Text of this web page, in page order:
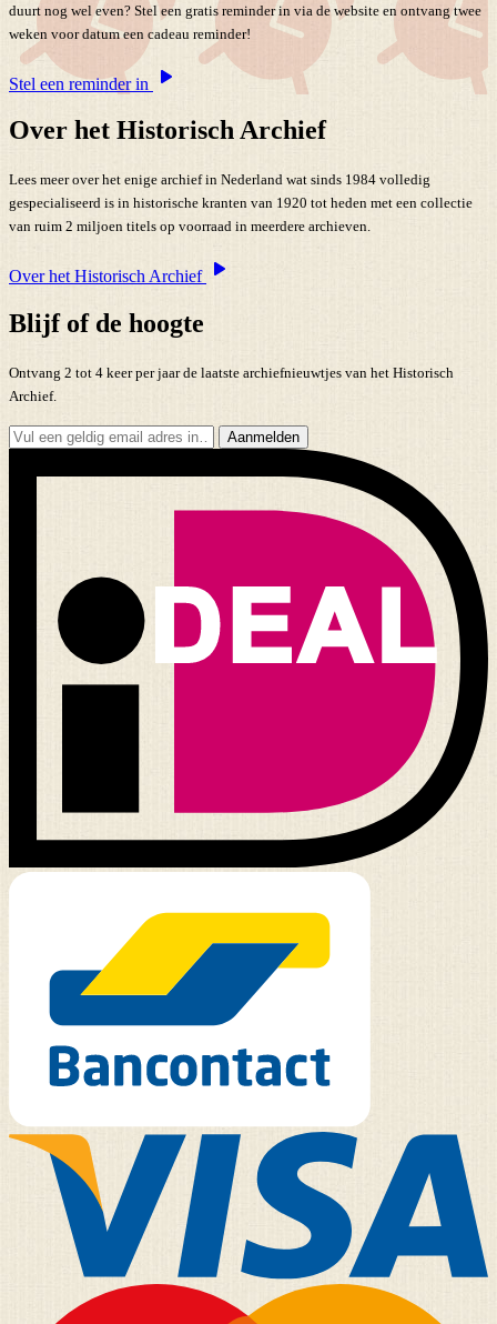
duurt nog wel even? Stel een gratis reminder in via de website en ontvang twee
weken voor datum een cadeau reminder!
Stel een reminder in
Over het Historisch Archief
Lees meer over het enige archief in Nederland wat sinds 1984 volledig
gespecialiseerd is in historische kranten van 1920 tot heden met een collectie
van ruim 2 miljoen titels op voorraad in meerdere archieven.
Over het Historisch Archief
Blijf of de hoogte
Ontvang 2 tot 4 keer per jaar de laatste archiefnieuwtjes van het Historisch
Archief.
Aanmelden